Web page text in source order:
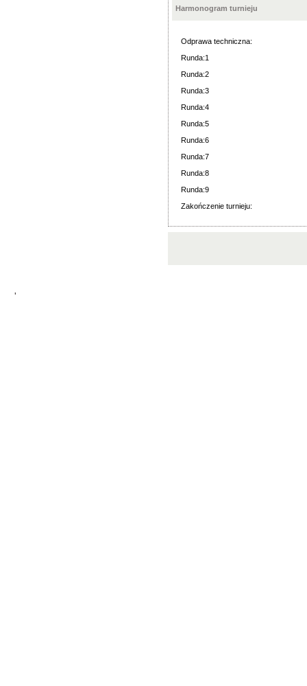
Harmonogram turnieju
Odprawa techniczna:
Runda:1
Runda:2
Runda:3
Runda:4
Runda:5
Runda:6
Runda:7
Runda:8
Runda:9
Zakończenie turnieju:
'